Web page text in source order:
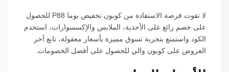
لا تفوت فرصة الاستفادة من كوبون تخفيض بوما P88 للحصول
على خصم رائع على الأحذية، الملابس والإكسسوارات، استخدم
الكود واستمتع بتجربة تسوق مميزة بأسعار معقولة، تابع آخر
العروض على كوبون والي للحصول على أفضل الخصومات.